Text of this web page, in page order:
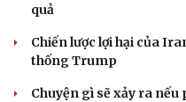
quả
Chiến lược lợi hại của
thống Trump
Chuyện gì sẽ xảy ra